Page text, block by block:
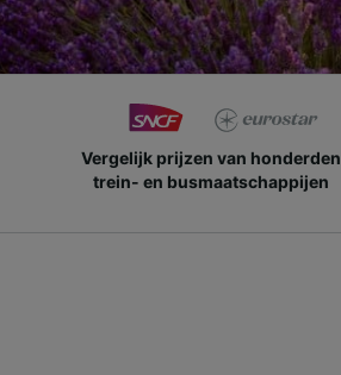
Vergelijk prijzen van honderden
trein- en busmaatschappijen